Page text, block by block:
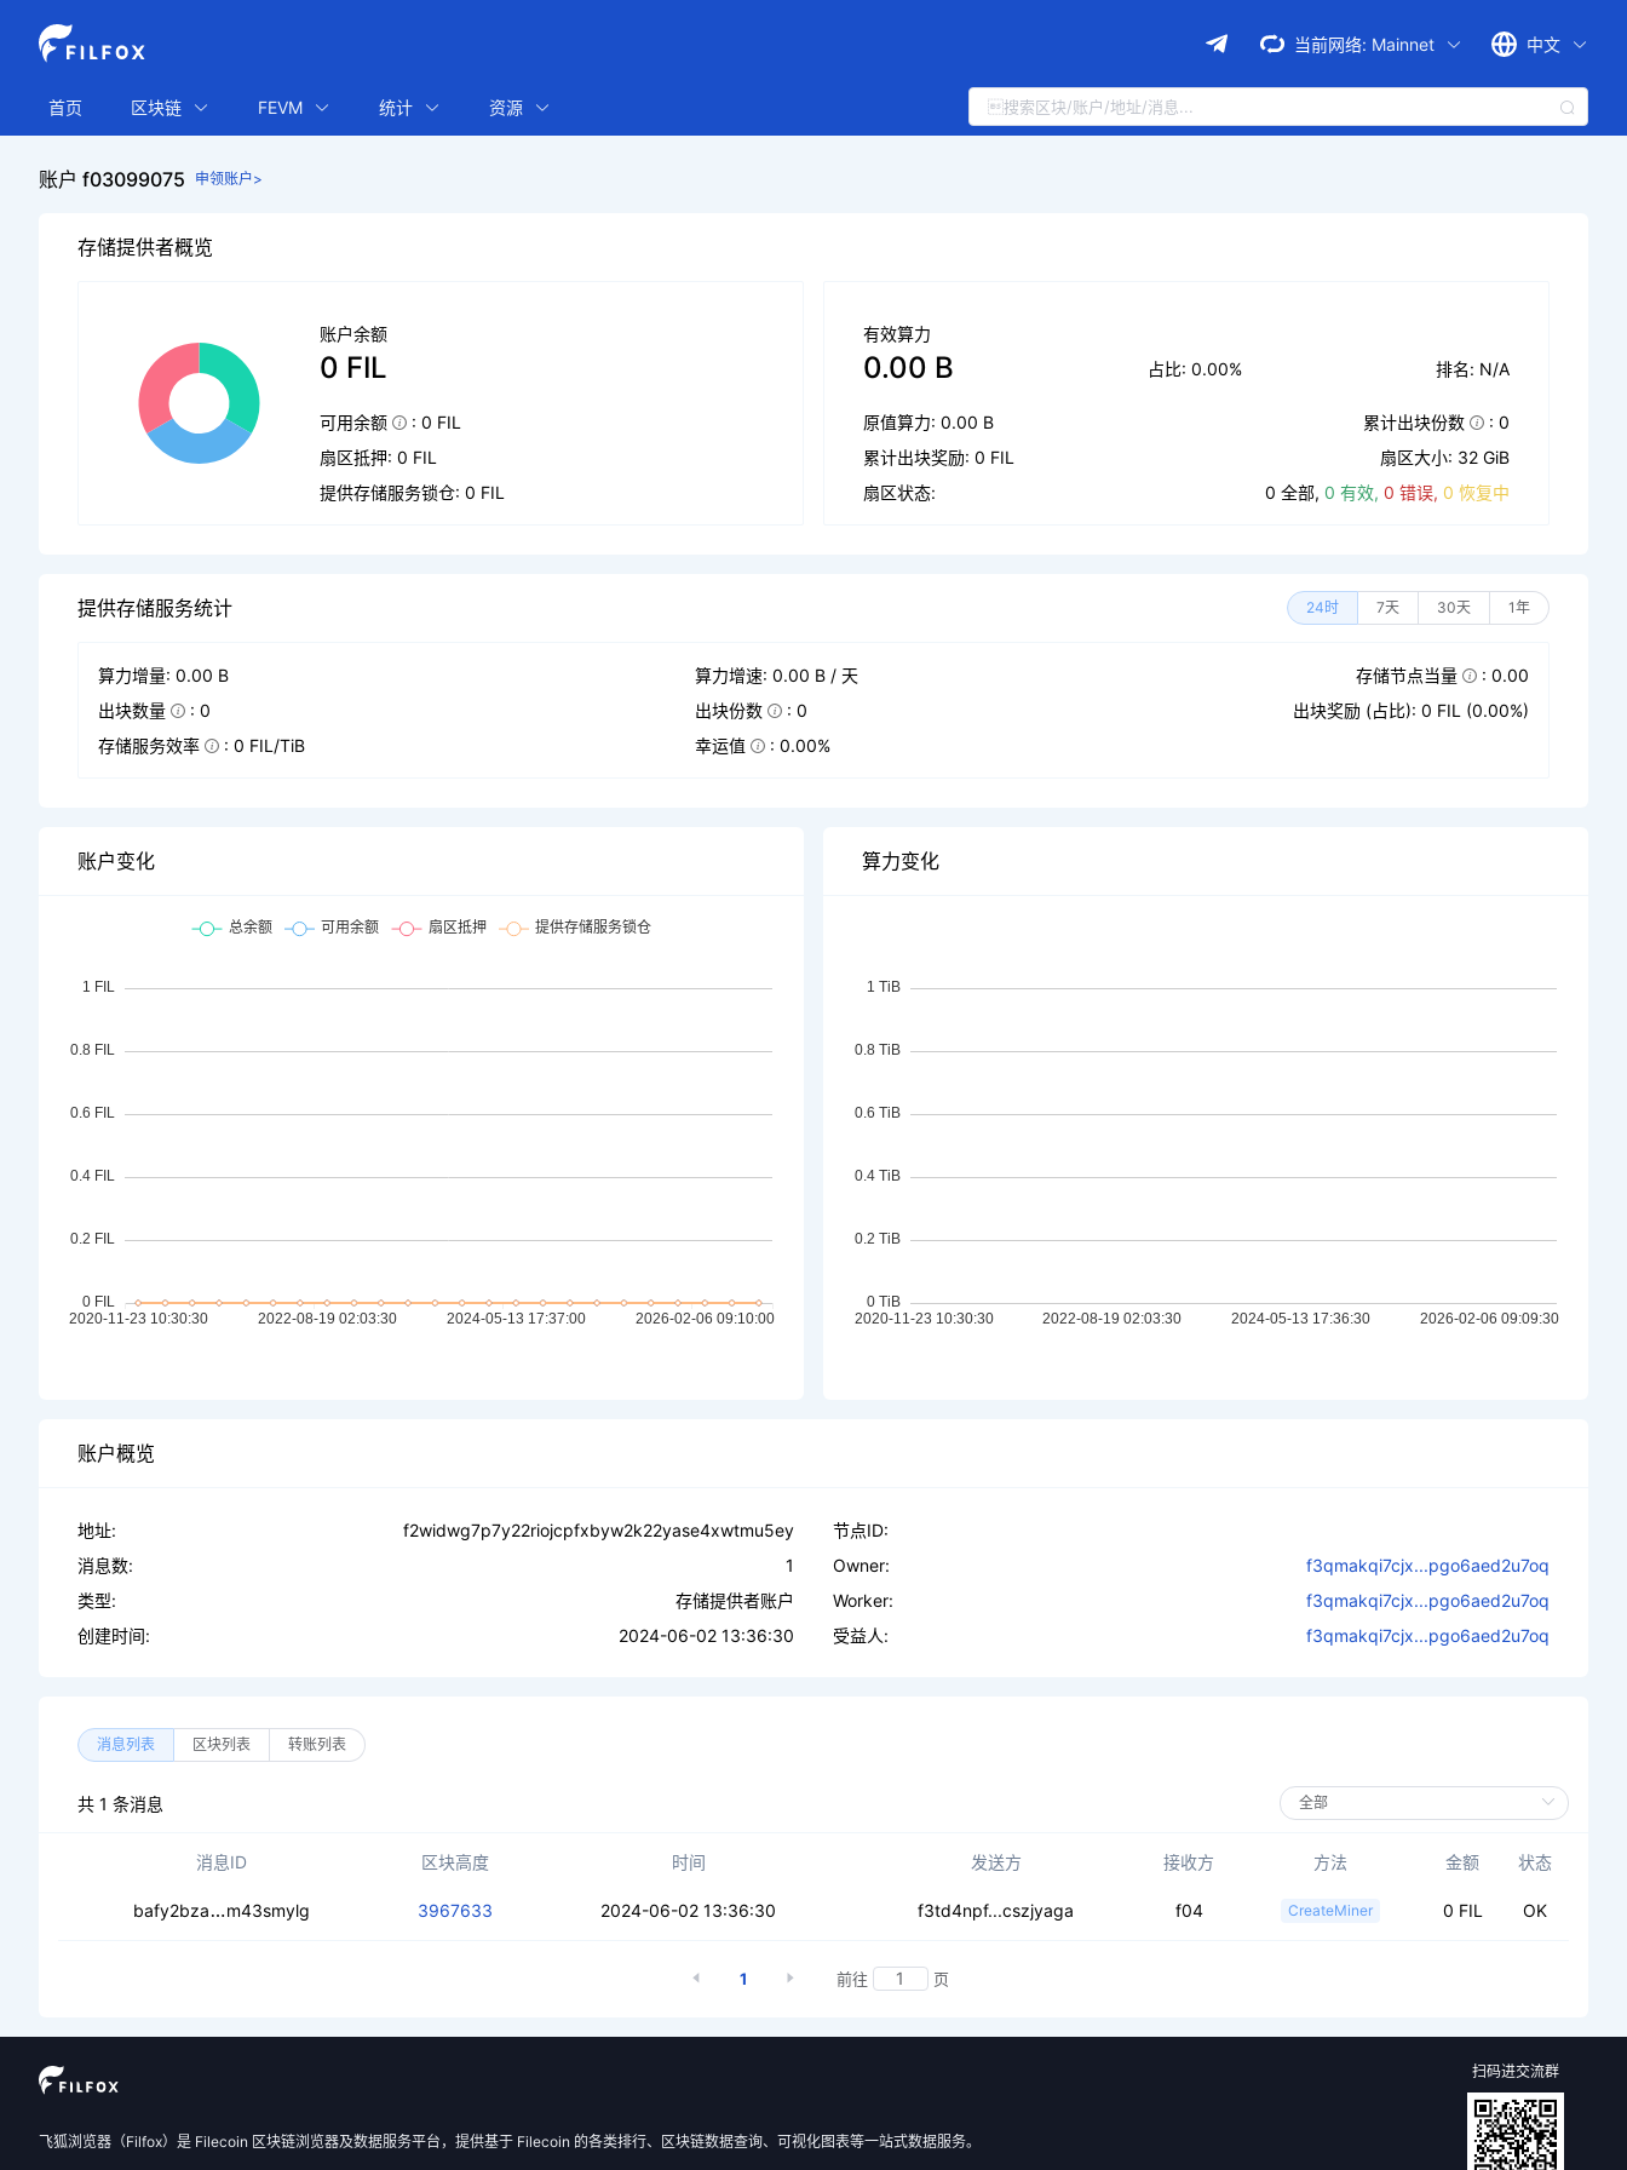
当前网络: Mainnet 中文
首页 区块链 FEVM 统计 资源
账户 f03099075 申领账户>
存储提供者概览
账户余额
0 FIL
可用余额
: 0 FIL
扇区抵押: 0 FIL
提供存储服务锁仓: 0 FIL
有效算力
0.00 B 占比: 0.00% 排名: N/A
原值算力: 0.00 B 累计出块份数
: 0
累计出块奖励: 0 FIL
扇区大小: 32 GiB
扇区状态:
0 全部, 0 有效, 0 错误, 0 恢复中
提供存储服务统计 24时 7天 30天 1年
算力增量: 0.00 B 算力增速: 0.00 B / 天 存储节点当量
: 0.00
出块数量
: 0 出块份数 : 0
出块奖励 (占比): 0 FIL (0.00%)
存储服务效率
: 0 FIL/TiB 幸运值 : 0.00%
账户变化 算力变化
账户概览
地址:
f2widwg7p7y22riojcpfxbyw2k22yase4xwtmu5ey
消息数:
1
类型:
存储提供者账户
创建时间:
2024-06-02 13:36:30
节点ID:
Owner:
f3qmakqi7cjx...pgo6aed2u7oq
Worker:
f3qmakqi7cjx...pgo6aed2u7oq
受益人:
f3qmakqi7cjx...pgo6aed2u7oq
消息列表 区块列表 转账列表
共 1 条消息
消息ID 区块高度 时间 发送方 接收方 方法 金额 状态
bafy2bza ceakpdnnaltwbnzkx5fvbvph7jimsoh6p5yyzwpw4dj7ur
m43smylg 3967633 2024-06-02 13:36:30 f3td4npf...cszjyaga f04 CreateMiner 0 FIL OK
1 前往 页
飞狐浏览器（Filfox）是 Filecoin 区块链浏览器及数据服务平台，提供基于 Filecoin 的各类排行、区块链数据查询、可视化图表等一站式数据服务。
扫码进交流群